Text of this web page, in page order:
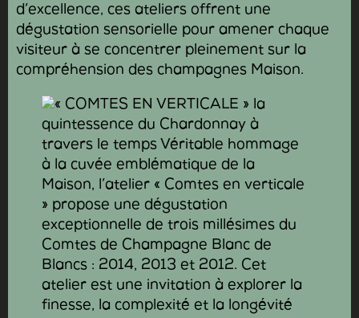
d’excellence, ces ateliers offrent une
dégustation sensorielle pour amener chaque
visiteur à se concentrer pleinement sur la
compréhension des champagnes Maison.